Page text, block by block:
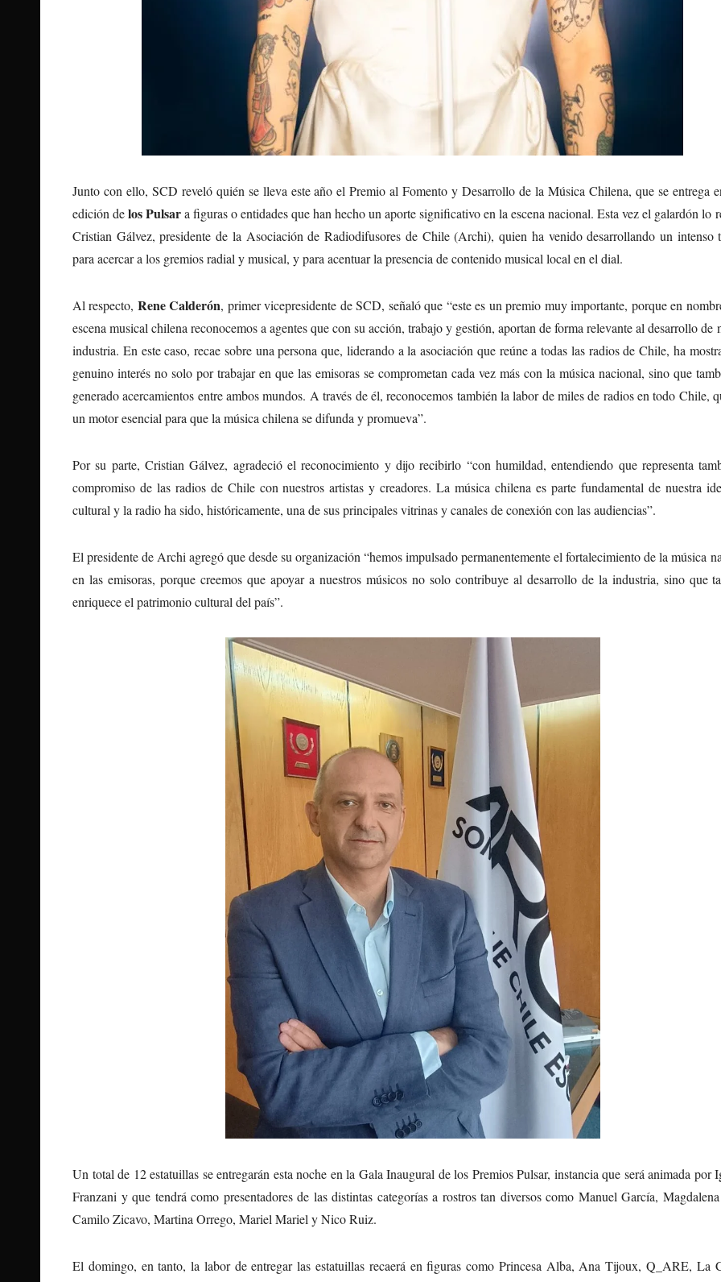
Junto con ello, SCD reveló quién se lleva este año el Premio al Fomento y Desarrollo de la Música Chilena, que se entrega
edición delos Pulsara figuras o entidades que han hecho un aporte significativo en la escena nacional. Esta vez el galardón lo
Cristian Gálvez, presidente de la Asociación de Radiodifusores de Chile (Archi), quien ha venido desarrollando un intenso
para acercar a los gremios radial y musical, y para acentuar la presencia de contenido musical local en el dial.
Al respecto, Rene Calderón, primer vicepresidente de SCD, señaló que “este es un premio muy importante, porque en
escena musical chilena reconocemos a agentes que con su acción, trabajo y gestión, aportan de forma relevante al desarrollo de
industria. En este caso, recae sobre una persona que, liderando a la asociación que reúne a todas las radios de Chile, ha
genuino interés no solo por trabajar en que las emisoras se comprometan cada vez más con la música nacional, sino que
generado acercamientos entre ambos mundos. A través de él, reconocemos también la labor de miles de radios en todo Chile,
un motor esencial para que la música chilena se difunda y promueva”.
Por su parte, Cristian Gálvez, agradeció el reconocimiento y dijo recibirlo “con humildad, entendiendo que representa
compromiso de las radios de Chile con nuestros artistas y creadores. La música chilena es parte fundamental de nuestra
cultural y la radio ha sido, históricamente, una de sus principales vitrinas y canales de conexión con las audiencias”.
El presidente de Archi agregó que desde su organización “hemos impulsado permanentemente el fortalecimiento de la música
en las emisoras, porque creemos que apoyar a nuestros músicos no solo contribuye al desarrollo de la industria, sino que
enriquece el patrimonio cultural del país”.
Un total de 12 estatuillas se entregarán esta noche en la Gala Inaugural de los Premios Pulsar, instancia que será animada por
Franzani y que tendrá como presentadores de las distintas categorías a rostros tan diversos como Manuel García,
Camilo Zicavo, Martina Orrego, Mariel Mariel y Nico Ruiz.
El domingo, en tanto, la labor de entregar las estatuillas recaerá en figuras como Princesa Alba, Ana Tijoux, Q_ARE, La